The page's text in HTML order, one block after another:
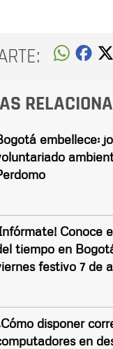
embellece:
Conoce
tiempo en
festivo 7 de
disponer
en